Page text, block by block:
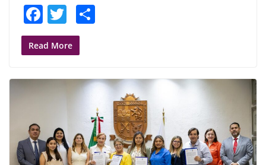
F
a
c
b
o
k
T
w
itt
Read More